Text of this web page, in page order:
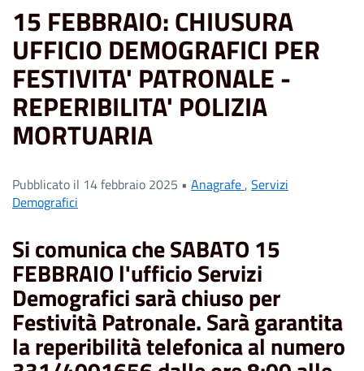
15 FEBBRAIO: CHIUSURA
UFFICIO DEMOGRAFICI PER
FESTIVITA' PATRONALE -
REPERIBILITA' POLIZIA
MORTUARIA
Pubblicato il 14 febbraio 2025 • Anagrafe, Servizi
Demografici
Si comunica cheSABATO 15
FEBBRAIOl'ufficio Servizi
Demografici sarà chiuso per
Festività Patronale.Sarà garantita
lareperibilità telefonica al numero